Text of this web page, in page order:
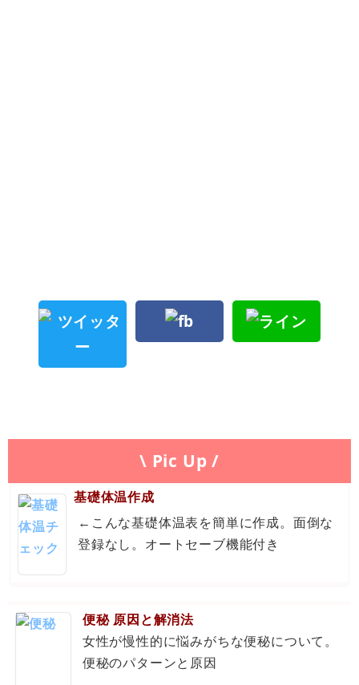
\ Pic Up /
基礎体温作成
←こんな基礎体温表を簡単に作成。面倒な
登録なし。オートセーブ機能付き
便秘 原因と解消法
女性が慢性的に悩みがちな便秘について。
便秘のパターンと原因